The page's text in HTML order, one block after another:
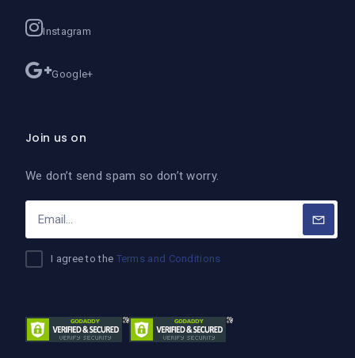
Instagram
Google+
Join us on
We don’t send spam so don’t worry.
I agree to the Terms and Conditions